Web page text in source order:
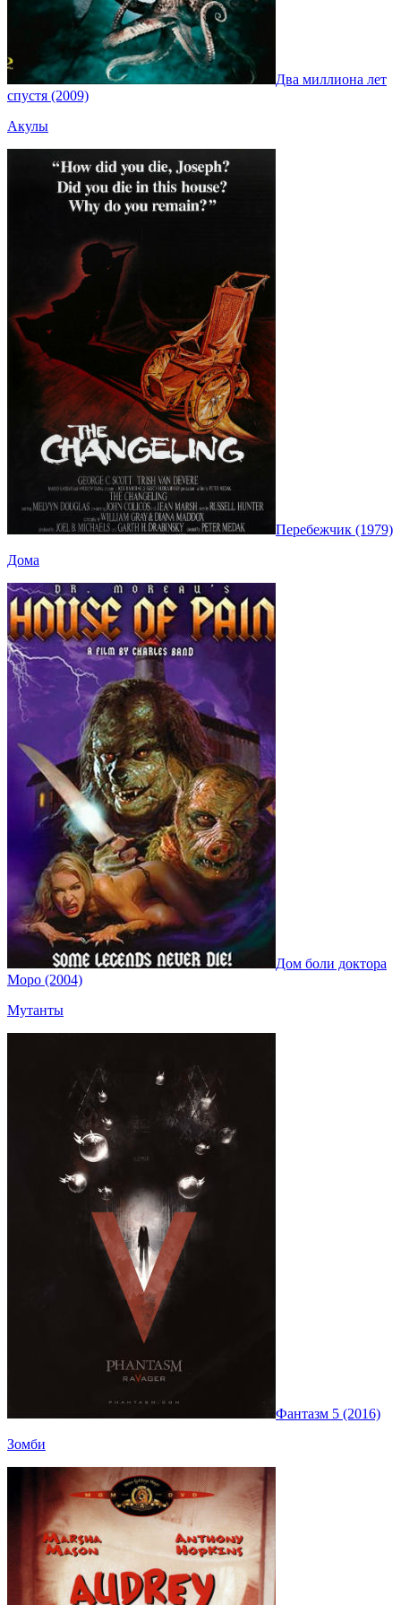
Два миллиона лет
спустя (2009)
Акулы
Перебежчик (1979)
Дома
Дом боли доктора
Моро (2004)
Мутанты
Фантазм 5 (2016)
Зомби